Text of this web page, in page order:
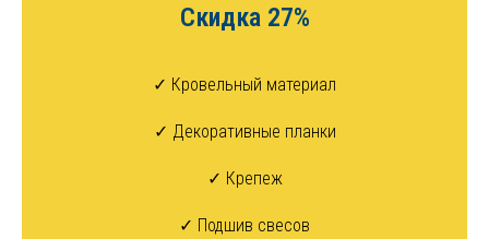
Скидка 27%
✓ Кровельный материал
✓ Декоративные планки
✓ Крепеж
✓ Подшив свесов